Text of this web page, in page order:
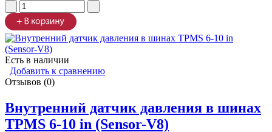
Есть в наличии
Добавить к сравнению
Отзывов (0)
Внутренний датчик давления в шинах
TPMS 6-10 in (Sensor-V8)